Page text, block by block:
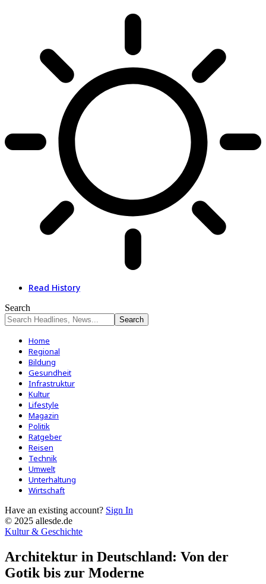
Read History
Search
Home
Regional
Bildung
Gesundheit
Infrastruktur
Kultur
Lifestyle
Magazin
Politik
Ratgeber
Reisen
Technik
Umwelt
Unterhaltung
Wirtschaft
Have an existing account? Sign In
© 2025 allesde.de
Kultur & Geschichte
Architektur in Deutschland: Von der
Gotik bis zur Moderne